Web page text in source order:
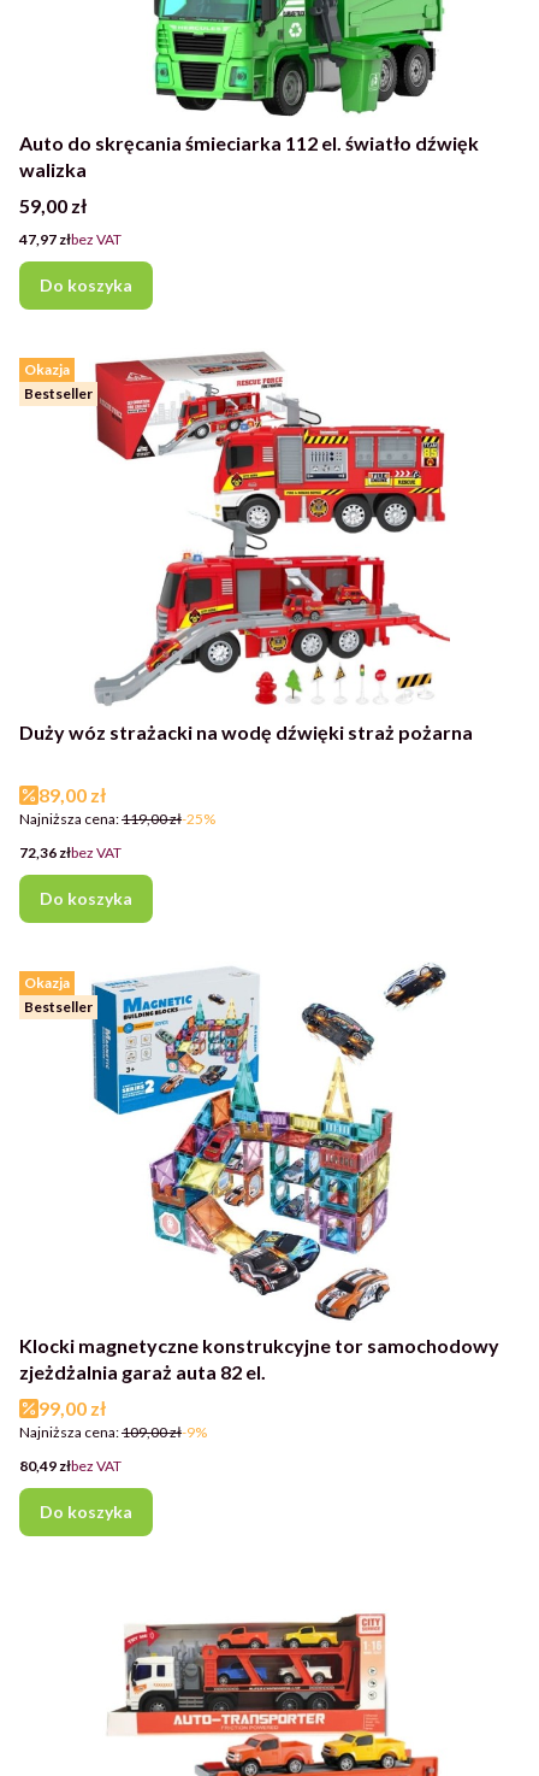
Auto do skręcania śmieciarka 112 el. światło dźwięk
walizka
Cena
59,00 zł
Cena
47,97 złbez VAT
Do koszyka
Okazja
Bestseller
Duży wóz strażacki na wodę dźwięki straż pożarna
Cena promocyjna
89,00 zł
Najniższa cena:119,00 zł-25%
Cena
72,36 złbez VAT
Do koszyka
Okazja
Bestseller
Klocki magnetyczne konstrukcyjne tor samochodowy
zjeżdżalnia garaż auta 82 el.
Cena promocyjna
99,00 zł
Najniższa cena:109,00 zł-9%
Cena
80,49 złbez VAT
Do koszyka